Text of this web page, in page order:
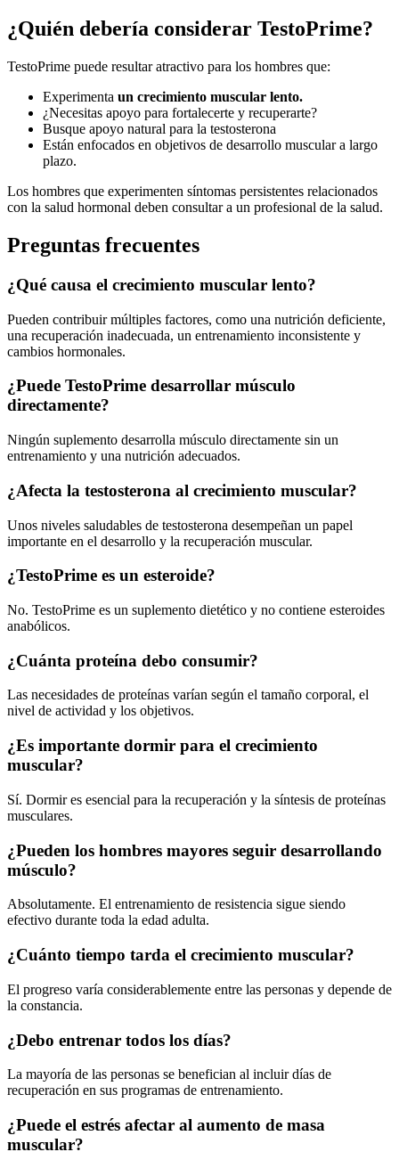
¿Quién debería considerar TestoPrime?
TestoPrime puede resultar atractivo para los hombres que:
Experimenta un crecimiento muscular lento.
¿Necesitas apoyo para fortalecerte y recuperarte?
Busque apoyo natural para la testosterona
Están enfocados en objetivos de desarrollo muscular a largo
plazo.
Los hombres que experimenten síntomas persistentes relacionados
con la salud hormonal deben consultar a un profesional de la salud.
Preguntas frecuentes
¿Qué causa el crecimiento muscular lento?
Pueden contribuir múltiples factores, como una nutrición deficiente,
una recuperación inadecuada, un entrenamiento inconsistente y
cambios hormonales.
¿Puede TestoPrime desarrollar músculo
directamente?
Ningún suplemento desarrolla músculo directamente sin un
entrenamiento y una nutrición adecuados.
¿Afecta la testosterona al crecimiento muscular?
Unos niveles saludables de testosterona desempeñan un papel
importante en el desarrollo y la recuperación muscular.
¿TestoPrime es un esteroide?
No. TestoPrime es un suplemento dietético y no contiene esteroides
anabólicos.
¿Cuánta proteína debo consumir?
Las necesidades de proteínas varían según el tamaño corporal, el
nivel de actividad y los objetivos.
¿Es importante dormir para el crecimiento
muscular?
Sí. Dormir es esencial para la recuperación y la síntesis de proteínas
musculares.
¿Pueden los hombres mayores seguir desarrollando
músculo?
Absolutamente. El entrenamiento de resistencia sigue siendo
efectivo durante toda la edad adulta.
¿Cuánto tiempo tarda el crecimiento muscular?
El progreso varía considerablemente entre las personas y depende de
la constancia.
¿Debo entrenar todos los días?
La mayoría de las personas se benefician al incluir días de
recuperación en sus programas de entrenamiento.
¿Puede el estrés afectar al aumento de masa
muscular?